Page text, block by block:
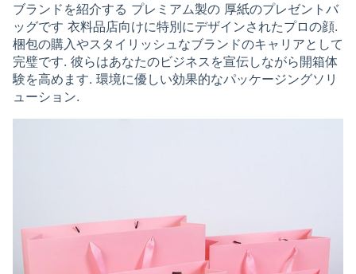
ブランドを紹介する プレミアム製の 厚紙のプレゼントバ
ッグです 衣料品店向けに特別にデザインされたプロの顔.
梱包の購入やスタイリッシュなブランドのキャリアとして
完璧です. 彼らはあなたのビジネスを宣伝しながら開箱体
験を高めます. 環境に優しい効果的なパッケージングソリ
ューション.